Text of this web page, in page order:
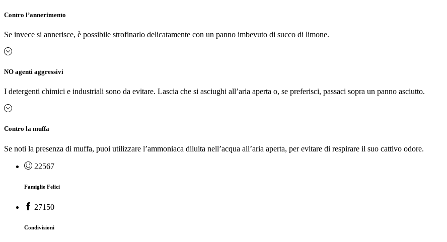
Contro l’annerimento
Se invece si annerisce, è possibile strofinarlo delicatamente con un panno imbevuto di succo di limone.
NO agenti aggressivi
I detergenti chimici e industriali sono da evitare. Lascia che si asciughi all’aria aperta o, se preferisci, passaci sopra un panno asciutto.
Contro la muffa
Se noti la presenza di muffa, puoi utilizzare l’ammoniaca diluita nell’acqua all’aria aperta, per evitare di respirare il suo cattivo odore.
22567
Famiglie Felici
27150
Condivisioni